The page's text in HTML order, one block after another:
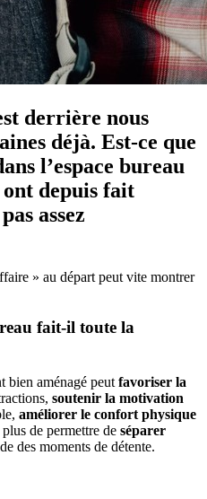
derrière nous
déjà. Est-ce que
l’espace bureau
depuis fait
assez
» au départ peut vite montrer
fait-il toute la
bien aménagé peut favoriser la
soutenir la motivation
améliorer le confort physique
de permettre de séparer
des moments de détente.